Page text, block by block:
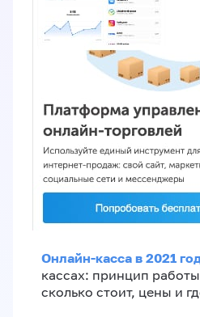
Онлайн-касса в 2021
кассах: принцип
сколько стоит, цены и